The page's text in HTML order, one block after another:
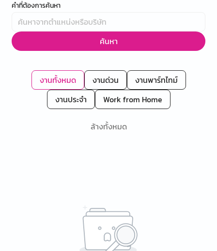
คำที่ต้องการค้นหา
ค้นหา
งานทั้งหมด งานด่วน
งานพาร์ทไทม์
งานประจำ
Work from Home
ล้างทั้งหมด